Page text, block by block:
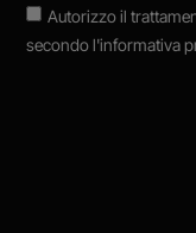
Autorizzo il
secondol'informativa